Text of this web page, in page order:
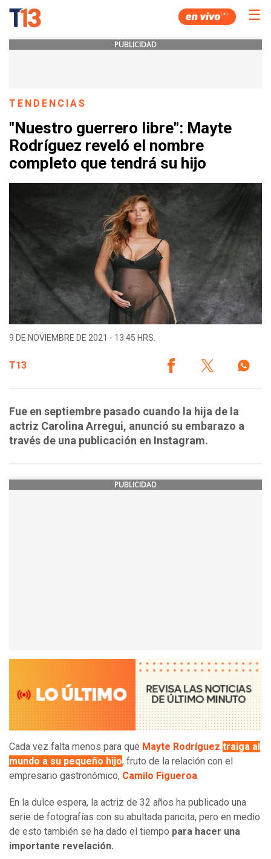
☰
PUBLICIDAD
TENDENCIAS
"Nuestro guerrero libre": Mayte
Rodríguez reveló el nombre
completo que tendrá su hijo
9 DE NOVIEMBRE DE 2021 - 13:45 HRS.
T13
Fue en septiembre pasado cuando la hija de la
actriz Carolina Arregui, anunció su embarazo a
través de una publicación en Instagram.
PUBLICIDAD
Cada vez falta menos para que Mayte Rodríguez traiga al
mundo a su pequeño hijo, fruto de la relación con el
empresario gastronómico, Camilo Figueroa.
En la dulce espera, la actriz de 32 años ha publicado una
serie de fotografías con su abultada pancita, pero en medio
de esto también se ha dado el tiempo para hacer una
importante revelación.